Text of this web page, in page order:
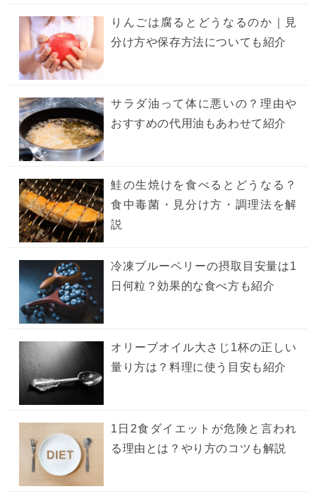
りんごは腐るとどうなるのか｜見
分け方や保存方法についても紹介
サラダ油って体に悪いの？理由や
おすすめの代用油もあわせて紹介
鮭の生焼けを食べるとどうなる？
食中毒菌・見分け方・調理法を解
説
冷凍ブルーベリーの摂取目安量は1
日何粒？効果的な食べ方も紹介
オリーブオイル大さじ1杯の正しい
量り方は？料理に使う目安も紹介
1日2食ダイエットが危険と言われ
る理由とは？やり方のコツも解説